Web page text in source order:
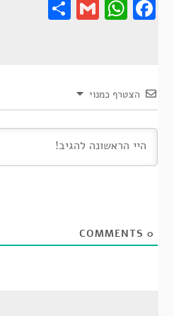
Gmail
Share
הצטרף כמנוי
0